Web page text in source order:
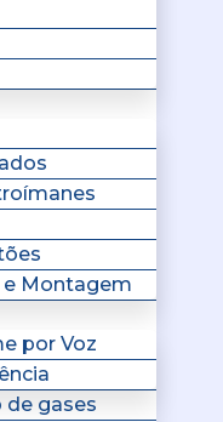
e Montagem
por Voz
gases